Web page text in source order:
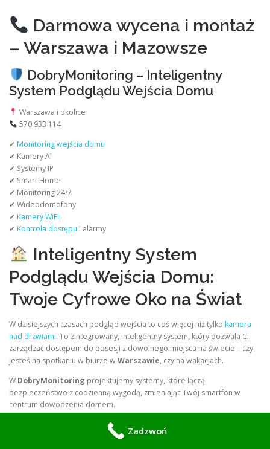
Darmowa wycena i montaż
– Warszawa i Mazowsze
DobryMonitoring – Inteligentny
System Podglądu Wejścia Domu
Warszawa i okolice
570 933 114
✔ Monitoring wejścia domu
✔ Kamery AI
✔ Systemy IP
✔ Smart Home
✔ Monitoring 24/7
✔ Wideodomofony
✔ Kamery WiFi
✔ Kontrola dostępu i alarmy
Inteligentny System
Podglądu Wejścia Domu:
Twoje Cyfrowe Oko na Świat
W dzisiejszych czasach podgląd wejścia to coś więcej niż tylko kamera
nad drzwiami. To zintegrowany, inteligentny system, który pozwala Ci
zarządzać dostępem do posesji z dowolnego miejsca na świecie – czy
jesteś na spotkaniu w biurze wWarszawie, czy na wakacjach.
W DobryMonitoring projektujemy systemy, które łączą
bezpieczeństwo z codzienną wygodą, zmieniając Twój smartfon w
centrum dowodzenia domem.
Zadzwoń